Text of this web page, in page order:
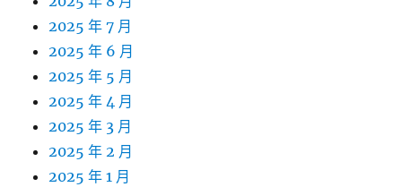
2025 年 7 月
2025 年 6 月
2025 年 5 月
2025 年 4 月
2025 年 3 月
2025 年 2 月
2025 年 1 月